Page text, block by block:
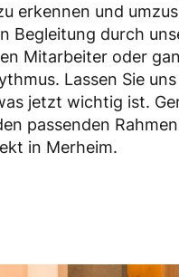
erkennen und
Begleitung durch
Mitarbeiter oder
Lassen Sie
jetzt wichtig ist.
passenden
in Merheim.